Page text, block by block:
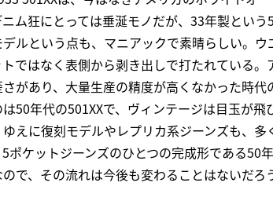
ム狂にとっては垂涎モノだが、33年製とい
ルという点も、マニアックで素晴らしい。
ではなく表側から剥き出しで打たれている。
があり、大量生産の精度が高くなかった時代
50年代の501XXで、ヴィンテージは目玉が
えに復刻モデルやレプリカ系ジーンズも、多
ポケットジーンズのひとつの完成形である50
で、その流れは今後も変わることはないだろ